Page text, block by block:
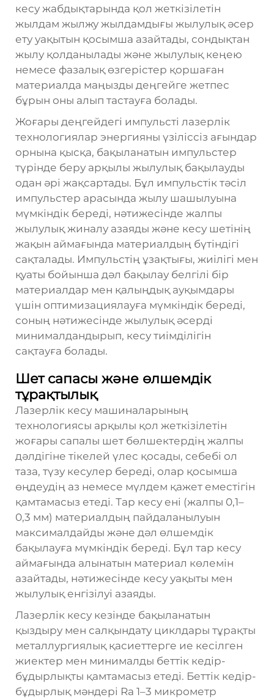
кесу жабдықтарында қол жеткізілетін
жылдам жылжу жылдамдығы жылулық әсер
ету уақытын қосымша азайтады, сондықтан
жылу қолданылады және жылулық кеңею
немесе фазалық өзгерістер қоршаған
материалда маңызды деңгейге жетпес
бұрын оны алып тастауға болады.
Жоғары деңгейдегі импульсті лазерлік
технологиялар энергияны үзіліссіз ағындар
орнына қысқа, бақыланатын импульстер
түрінде беру арқылы жылулық бақылауды
одан әрі жақсартады. Бұл импульстік тәсіл
импульстер арасында жылу шашылуына
мүмкіндік береді, нәтижесінде жалпы
жылулық жиналу азаяды және кесу шетінің
жақын аймағында материалдың бүтіндігі
сақталады. Импульстің ұзақтығы, жиілігі мен
қуаты бойынша дәл бақылау белгілі бір
материалдар мен қалыңдық ауқымдары
үшін оптимизациялауға мүмкіндік береді,
соның нәтижесінде жылулық әсерді
минималдандырып, кесу тиімділігін
сақтауға болады.
Шет сапасы және өлшемдік
тұрақтылық
Лазерлік кесу машиналарының
технологиясы арқылы қол жеткізілетін
жоғары сапалы шет бөлшектердің жалпы
дәлдігіне тікелей үлес қосады, себебі ол
таза, түзу кесулер береді, олар қосымша
өңдеудің аз немесе мүлдем қажет еместігін
қамтамасыз етеді. Тар кесу ені (жалпы 0,1–
0,3 мм) материалдың пайдаланылуын
максималдайды және дәл өлшемдік
бақылауға мүмкіндік береді. Бұл тар кесу
аймағында алынатын материал көлемін
азайтады, нәтижесінде кесу уақыты мен
жылулық енгізілуі азаяды.
Лазерлік кесу кезінде бақыланатын
қыздыру мен салқындату циклдары тұрақты
металлургиялық қасиеттерге ие кесілген
жиектер мен минималды беттік кедір-
бұдырлықты қамтамасыз етеді. Беттік кедір-
бұдырлық мәндері Ra 1–3 микрометр